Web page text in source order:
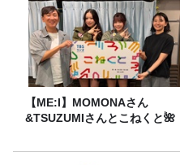
【ME:I】MOMONAさん
&TSUZUMIさんとこねくと🌺